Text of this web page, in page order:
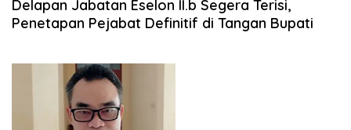
Delapan Jabatan Eselon II.b Segera Terisi,
Penetapan Pejabat Definitif di Tangan Bupati